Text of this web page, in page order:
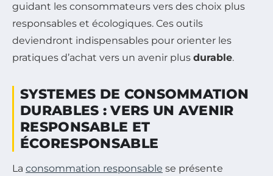
guidant les consommateurs vers des choix plus
responsables et écologiques. Ces outils
deviendront indispensables pour orienter les
pratiques d’achat vers un avenir plus durable.
SYSTEMES DE CONSOMMATION
DURABLES : VERS UN AVENIR
RESPONSABLE ET
ÉCORESPONSABLE
La consommation responsable se présente